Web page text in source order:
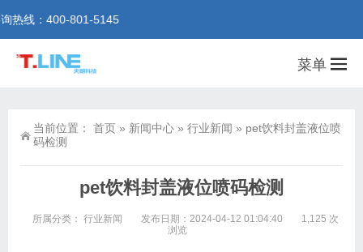
热线：400-801-5145
菜单
当前位置： 首页 » 新闻中心 » 行业新闻 » pet饮料封盖液位喷
码检测
pet饮料封盖液位喷码检测
所属分类： 行业新闻 发布日期：2024-04-12 01:04:40
1,125 次
浏览